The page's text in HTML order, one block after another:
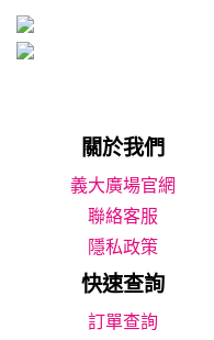
關於我們
義大廣場官網
聯絡客服
隱私政策
快速查詢